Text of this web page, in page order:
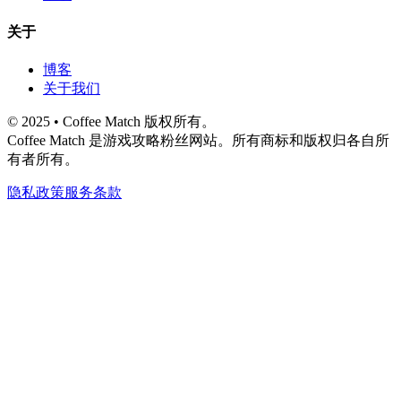
关于
博客
关于我们
© 2025 • Coffee Match 版权所有。
Coffee Match 是游戏攻略粉丝网站。所有商标和版权归各自所
有者所有。
隐私政策服务条款